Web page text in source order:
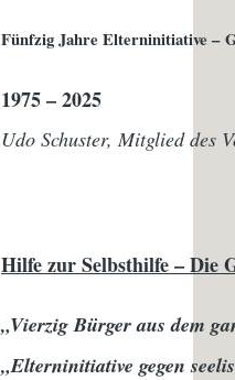
Fünfzig Jahre Elterninitiative –
1975 – 2025
Udo Schuster, Mitglied des
Hilfe zur Selbsthilfe – Die
„Vierzig Bürger aus dem
„Elterninitiative gegen